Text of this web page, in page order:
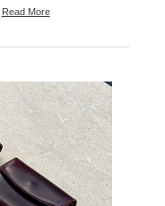
Read More